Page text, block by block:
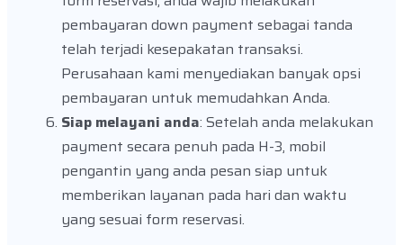
pembayaran down payment sebagai tanda
telah terjadi kesepakatan transaksi.
Perusahaan kami menyediakan banyak opsi
pembayaran untuk memudahkan Anda.
Siap melayani anda: Setelah anda melakukan
payment secara penuh pada H-3, mobil
pengantin yang anda pesan siap untuk
memberikan layanan pada hari dan waktu
yang sesuai form reservasi.